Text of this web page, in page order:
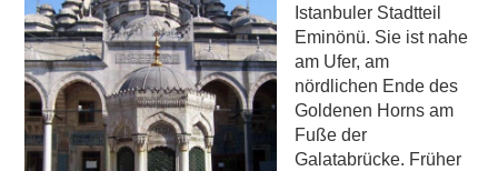
Istanbuler Stadtteil
Eminönü. Sie ist nahe
am Ufer, am
nördlichen Ende des
Goldenen Horns am
Fuße der
Galatabrücke. Früher